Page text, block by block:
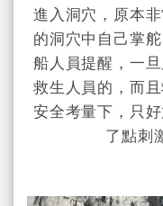
進入洞穴，原本
的洞穴中自己掌
船人員提醒，一
救生人員的，而
安全考量下，只
了點刺